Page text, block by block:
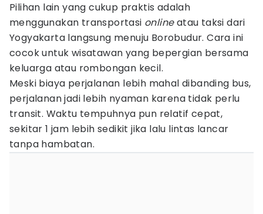
Pilihan lain yang cukup praktis adalah
menggunakan transportasi onlineatau taksi dari
Yogyakarta langsung menuju Borobudur. Cara ini
cocok untuk wisatawan yang bepergian bersama
keluarga atau rombongan kecil.
Meski biaya perjalanan lebih mahal dibanding bus,
perjalanan jadi lebih nyaman karena tidak perlu
transit. Waktu tempuhnya pun relatif cepat,
sekitar 1 jam lebih sedikit jika lalu lintas lancar
tanpa hambatan.